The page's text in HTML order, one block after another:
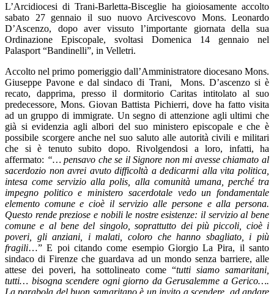
L’Arcidiocesi di Trani-Barletta-Bisceglie ha gioiosamente accolto
sabato 27 gennaio il suo nuovo Arcivescovo Mons. Leonardo
D’Ascenzo, dopo aver vissuto l’importante giornata della sua
Ordinazione Episcopale, svoltasi Domenica 14 gennaio nel
Palasport “Bandinelli”, in Velletri.
Accolto nel primo pomeriggio dall’Amministratore diocesano Mons.
Giuseppe Pavone e dal sindaco di Trani, Mons. D’ascenzo si è
recato, dapprima, presso il dormitorio Caritas intitolato al suo
predecessore, Mons. Giovan Battista Pichierri, dove ha fatto visita
ad un gruppo di immigrate. Un segno di attenzione agli ultimi che
già si evidenzia agli albori del suo ministero episcopale e che è
possibile scorgere anche nel suo saluto alle autorità civili e militari
che si è tenuto subito dopo. Rivolgendosi a loro, infatti, ha
affermato: “… pensavo che se il Signore non mi avesse chiamato al
sacerdozio non avrei avuto difficoltà a dedicarmi alla vita politica,
intesa come servizio alla polis, alla comunità umana, perché tra
impegno politico e ministero sacerdotale vedo un fondamentale
elemento comune e cioè il servizio alle persone e alla persona.
Questo rende preziose e nobili le nostre esistenze: il servizio al bene
comune e al bene del singolo, soprattutto dei più piccoli, cioè i
poveri, gli anziani, i malati, coloro che hanno sbagliato, i più
fragili…” E poi citando come esempio Giorgio La Pira, il santo
sindaco di Firenze che guardava ad un mondo senza barriere, alle
attese dei poveri, ha sottolineato come “tutti siamo samaritani,
tutti… bisogna scendere ogni giorno da Gerusalemme a Gerico….
La parabola del buon samaritano è un invito a scendere, ad andare